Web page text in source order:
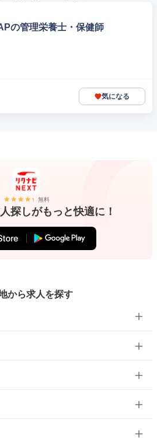
の管理栄養士・保健師
気になる
無料
探しがもっと快適に！
から求人を探す